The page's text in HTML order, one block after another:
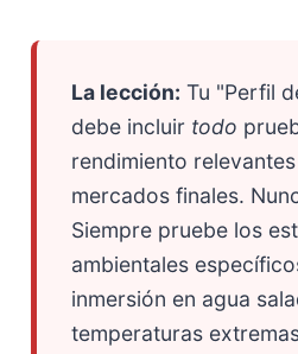
La lección: Tu "Perfil
debe incluir todo
rendimiento
mercados finales.
Siempre pruebe los
ambientales
inmersión en agua
temperaturas